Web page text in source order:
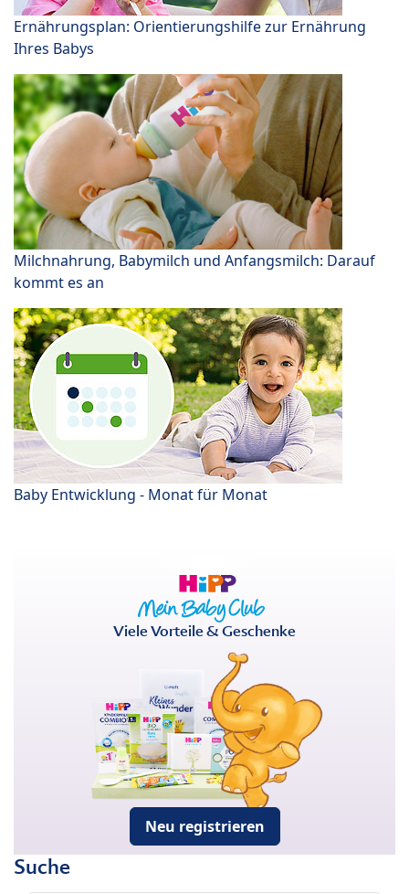
Ernährungsplan: Orientierungshilfe zur Ernährung
Ihres Babys
Milchnahrung, Babymilch und Anfangsmilch: Darauf
kommt es an
Baby Entwicklung - Monat für Monat
Viele Vorteile & Geschenke
Neu registrieren
Suche